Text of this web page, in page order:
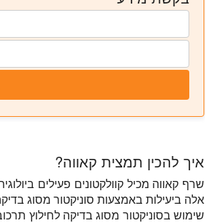
איך להכין תמצית קאווה?
שרף קאווה מכיל קוולקטונים פעילים
אלה ביעילות באמצעות סוניקטור מסוג
שימוש בסוניקטור מסוג בדיקה לחילוץ